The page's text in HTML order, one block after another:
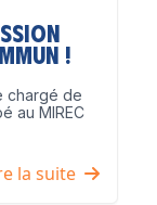
!
chargé de
au MIREC
la suite